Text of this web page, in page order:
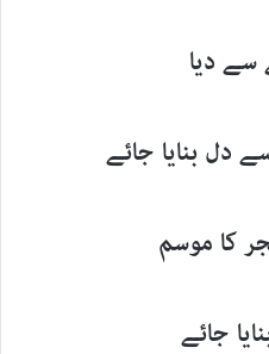
سے دیا
دل بنایا جائے
کا موسم
جائے